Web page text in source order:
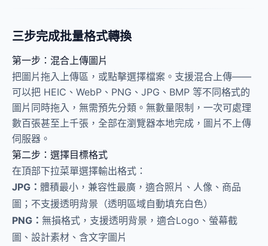
三步完成批量格式轉換
第一步：混合上傳圖片
把圖片拖入上傳區，或點擊選擇檔案。支援混合上傳——
可以把 HEIC、WebP、PNG、JPG、BMP 等不同格式的
圖片同時拖入，無需預先分類。無數量限制，一次可處理
數百張甚至上千張，全部在瀏覽器本地完成，圖片不上傳
伺服器。
第二步：選擇目標格式
在頂部下拉菜單選擇輸出格式：
JPG： 體積最小，兼容性最廣，適合照片、人像、商品
圖；不支援透明背景（透明區域自動填充白色）
PNG： 無損格式，支援透明背景，適合Logo、螢幕截
圖、設計素材、含文字圖片